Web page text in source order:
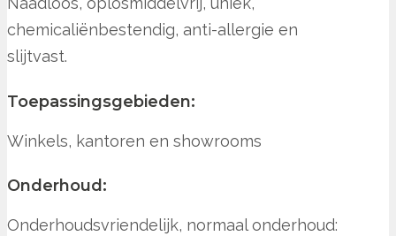
chemicaliënbestendig, anti-allergie en
slijtvast.
Toepassingsgebieden:
Winkels, kantoren en showrooms
Onderhoud:
Onderhoudsvriendelijk, normaal onderhoud: